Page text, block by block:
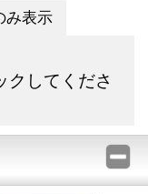
み表示
クしてくださ